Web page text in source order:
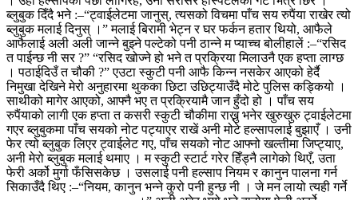
ब्लुबुक दिँदै भने :–“ट्वाईलेटमा जानुस्, त्यसको विचमा पाँच सय रुपैंया राखेर त्यो
ब्लुबुक मलाई दिनुस् ।” मलाई बिरामी भेट्न र घर फर्कन हतार थियो, आफैले
आफैलाई अली अली जान्ने बुझ्ने पल्टेको पनी ठान्ने म प्याच्च बोलीहालें :–“रसिद
त पाईन्छ नी सर ?” “रसिद खोज्ने हो भने त प्रक्रिया मिलाउनै एक हप्ता लाग्छ
। पठाईदिउँ त चौकी ?” एउटा स्कुटी पनी आफै किन्न नसकेर आएको हेर्दै
निमुखा देखिने मेरो अनुहारमा थुकका छिटा उछिट्याउँदै मोटे पुलिस कड्कियो ।
साथीको मागेर आएको, आफ्नै भए त प्रक्रियामै जान हुँदो हो । पाँच सय
रुपैंयाको लागी एक हप्ता त कसरी स्कुटी चौकीमा राख्नु भनेर खुरुखुरु ट्वाईलेटमा
गएर ब्लुबुकमा पाँच सयको नोट पट्याएर राखें अनी मोटे हल्सापलाई बुझाएँ । उनी
फेर त्यो ब्लुबुक लिएर ट्वाईलेट गए, पाँच सयको नोट आफ्नो खल्तीमा जिप्ट्याए,
अनी मेरो ब्लुबुक मलाई थमाए ।म स्कुटी स्टार्ट गरेर हिँड्नै लागेको थिएँ, उता
फेरी अर्को मुर्गा फँसिसकेछ । उसलाई पनी हल्साप नियम र कानुन पालना गर्न
सिकाउँदै थिए :–“नियम, कानुन भन्ने कुरो पनी हुन्छ नी । जे मन लायो त्यही गर्ने